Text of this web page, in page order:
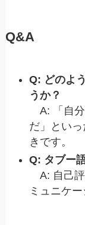
Q&A
Q: どのよ
うか？
A: 「自分
だ」とい
きです。
Q: タブー
A: 自己評
ミュニケ